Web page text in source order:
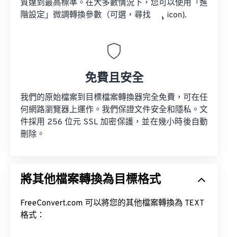
質達到最高標準。在大多數情況下，您可以使用「進
階設定」微調轉換參數（可選，尋找
icon).
免費且安全
我們的原始檔案到目標檔案轉換器完全免費，可在任
何網路瀏覽器上運作。我們保證文件安全和隱私。文
件採用 256 位元 SSL 加密保護，並在幾小時後自動
刪除。
將其他檔案轉換為目標格式
FreeConvert.com 可以將您的其他檔案轉換為 TEXT
格式：